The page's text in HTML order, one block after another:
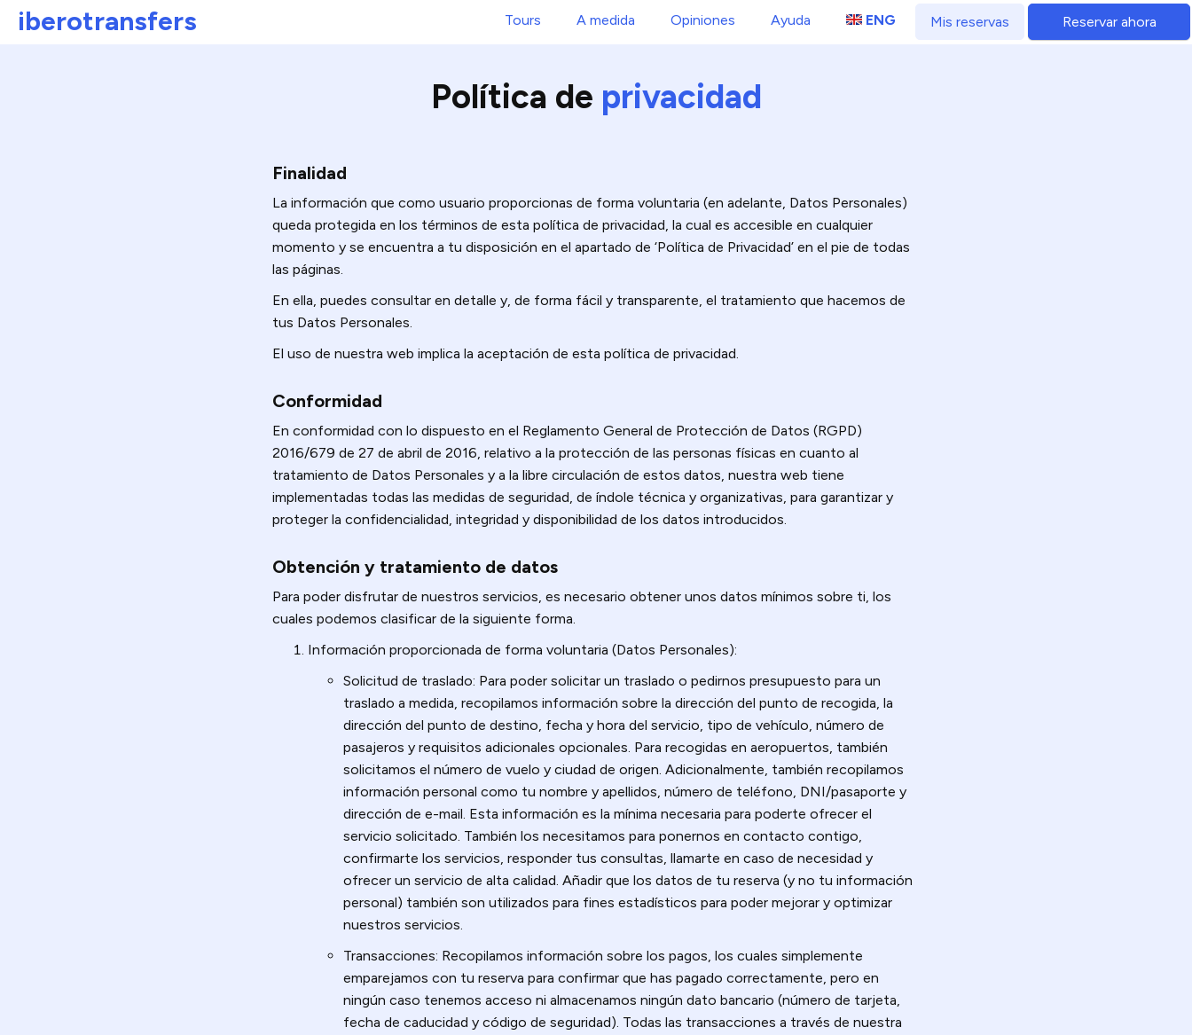
iberotransfers Tours A medida Opiniones Ayuda ENG Mis reservas Reservar ahora
Política de privacidad
Finalidad
La información que como usuario proporcionas de forma voluntaria (en adelante, Datos Personales)
queda protegida en los términos de esta política de privacidad, la cual es accesible en cualquier
momento y se encuentra a tu disposición en el apartado de ‘Política de Privacidad’ en el pie de todas
las páginas.
En ella, puedes consultar en detalle y, de forma fácil y transparente, el tratamiento que hacemos de
tus Datos Personales.
El uso de nuestra web implica la aceptación de esta política de privacidad.
Conformidad
En conformidad con lo dispuesto en el Reglamento General de Protección de Datos (RGPD)
2016/679 de 27 de abril de 2016, relativo a la protección de las personas físicas en cuanto al
tratamiento de Datos Personales y a la libre circulación de estos datos, nuestra web tiene
implementadas todas las medidas de seguridad, de índole técnica y organizativas, para garantizar y
proteger la confidencialidad, integridad y disponibilidad de los datos introducidos.
Obtención y tratamiento de datos
Para poder disfrutar de nuestros servicios, es necesario obtener unos datos mínimos sobre ti, los
cuales podemos clasificar de la siguiente forma.
Información proporcionada de forma voluntaria (Datos Personales):
Solicitud de traslado: Para poder solicitar un traslado o pedirnos presupuesto para un
traslado a medida, recopilamos información sobre la dirección del punto de recogida, la
dirección del punto de destino, fecha y hora del servicio, tipo de vehículo, número de
pasajeros y requisitos adicionales opcionales. Para recogidas en aeropuertos, también
solicitamos el número de vuelo y ciudad de origen. Adicionalmente, también recopilamos
información personal como tu nombre y apellidos, número de teléfono, DNI/pasaporte y
dirección de e-mail. Esta información es la mínima necesaria para poderte ofrecer el
servicio solicitado. También los necesitamos para ponernos en contacto contigo,
confirmarte los servicios, responder tus consultas, llamarte en caso de necesidad y
ofrecer un servicio de alta calidad. Añadir que los datos de tu reserva (y no tu información
personal) también son utilizados para fines estadísticos para poder mejorar y optimizar
nuestros servicios.
Transacciones: Recopilamos información sobre los pagos, los cuales simplemente
emparejamos con tu reserva para confirmar que has pagado correctamente, pero en
ningún caso tenemos acceso ni almacenamos ningún dato bancario (número de tarjeta,
fecha de caducidad y código de seguridad). Todas las transacciones a través de nuestra